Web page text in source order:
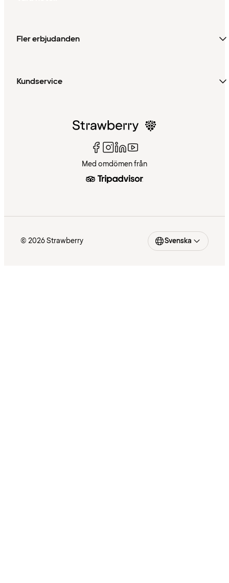
Fler erbjudanden
Kundservice
Med omdömen från
© 2026 Strawberry Svenska